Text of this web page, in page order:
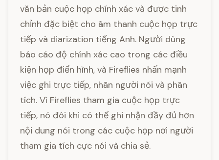
văn bản cuộc họp chính xác và được tinh
chỉnh đặc biệt cho âm thanh cuộc họp trực
tiếp và diarization tiếng Anh. Người dùng
báo cáo độ chính xác cao trong các điều
kiện họp điển hình, và Fireflies nhấn mạnh
việc ghi trực tiếp, nhãn người nói và phân
tích. Vì Fireflies tham gia cuộc họp trực
tiếp, nó đôi khi có thể ghi nhận đầy đủ hơn
nội dung nói trong các cuộc họp nơi người
tham gia tích cực nói và chia sẻ.